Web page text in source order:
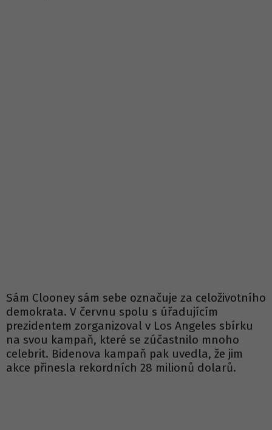
Sám Clooney sám sebe označuje za celoživotního
demokrata. V červnu spolu s úřadujícím
prezidentem zorganizoval v Los Angeles sbírku
na svou kampaň, které se zúčastnilo mnoho
celebrit. Bidenova kampaň pak uvedla, že jim
akce přinesla rekordních 28 milionů dolarů.